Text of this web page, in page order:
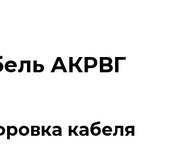
АКРВГ
кабеля